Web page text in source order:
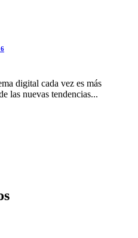
digital cada vez es más
las nuevas tendencias...